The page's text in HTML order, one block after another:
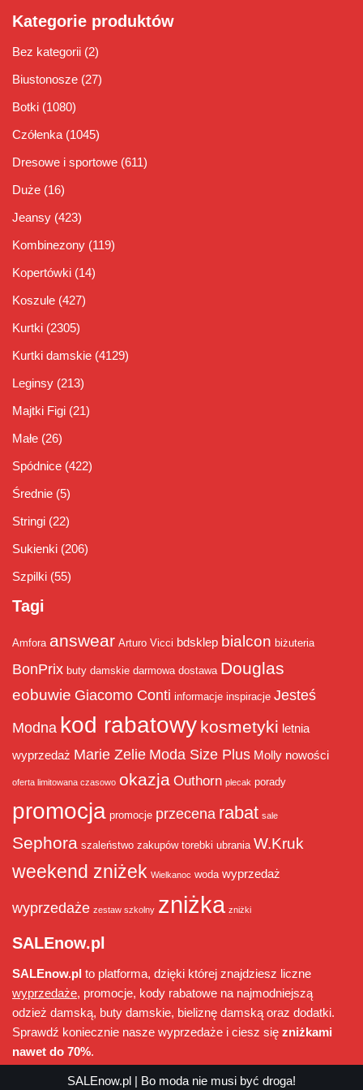
Kategorie produktów
Bez kategorii (2)
Biustonosze (27)
Botki (1080)
Czółenka (1045)
Dresowe i sportowe (611)
Duże (16)
Jeansy (423)
Kombinezony (119)
Kopertówki (14)
Koszule (427)
Kurtki (2305)
Kurtki damskie (4129)
Leginsy (213)
Majtki Figi (21)
Małe (26)
Spódnice (422)
Średnie (5)
Stringi (22)
Sukienki (206)
Szpilki (55)
Tagi
Amfora answear Arturo Vicci bdsklep bialcon biżuteria
BonPrix buty damskie darmowa dostawa Douglas
eobuwie Giacomo Conti informacje inspiracje Jesteś
Modna kod rabatowy kosmetyki letnia
wyprzedaż Marie Zelie Moda Size Plus Molly nowości
oferta limitowana czasowo okazja Outhorn plecak porady
promocja promocje przecena rabat sale
Sephora szaleństwo zakupów torebki ubrania W.Kruk
weekend zniżek Wielkanoc woda wyprzedaż
wyprzedaże zestaw szkolny zniżka zniżki
SALEnow.pl
SALEnow.pl to platforma, dzięki której znajdziesz liczne
wyprzedaże, promocje, kody rabatowe na najmodniejszą
odzież damską, buty damskie, bieliznę damską oraz dodatki.
Sprawdź koniecznie nasze wyprzedaże i ciesz się zniżkami
nawet do 70%.
SALEnow.pl | Bo moda nie musi być droga!